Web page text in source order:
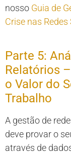
nosso Guia de
Crise nas Redes
Parte 5:
Relatórios
o Valor do
Trabalho
A gestão de
deve provar o
através de